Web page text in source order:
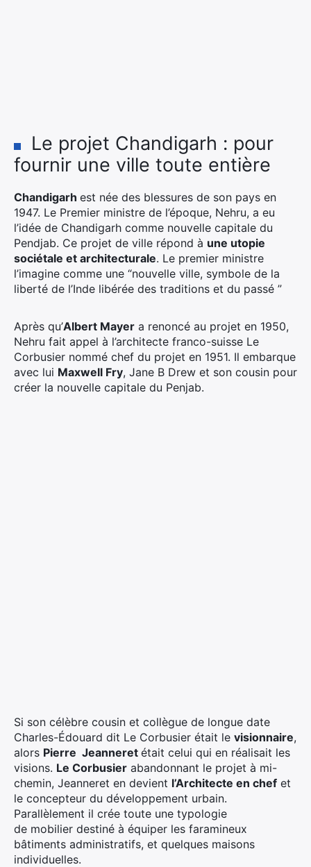
Le projet Chandigarh : pour
fournir une ville toute entière
Chandigarh est née des blessures de son pays en
1947. Le Premier ministre de l’époque, Nehru, a eu
l’idée de Chandigarh comme nouvelle capitale du
Pendjab. Ce projet de ville répond à une utopie
sociétale et architecturale. Le premier ministre
l’imagine comme une “nouvelle ville, symbole de la
liberté de l’Inde libérée des traditions et du passé ”
Après qu’Albert Mayer a renoncé au projet en 1950,
Nehru fait appel à l’architecte franco-suisse Le
Corbusier nommé chef du projet en 1951. Il embarque
avec lui Maxwell Fry, Jane B Drew et son cousin pour
créer la nouvelle capitale du Penjab.
Si son célèbre cousin et collègue de longue date
Charles-Édouard dit Le Corbusier était le visionnaire,
alors Pierre Jeanneret était celui qui en réalisait les
visions. Le Corbusier abandonnant le projet à mi-
chemin, Jeanneret en devient l’Architecte en chef et
le concepteur du développement urbain.
Parallèlement il crée toute une typologie
de mobilier destiné à équiper les faramineux
bâtiments administratifs, et quelques maisons
individuelles.